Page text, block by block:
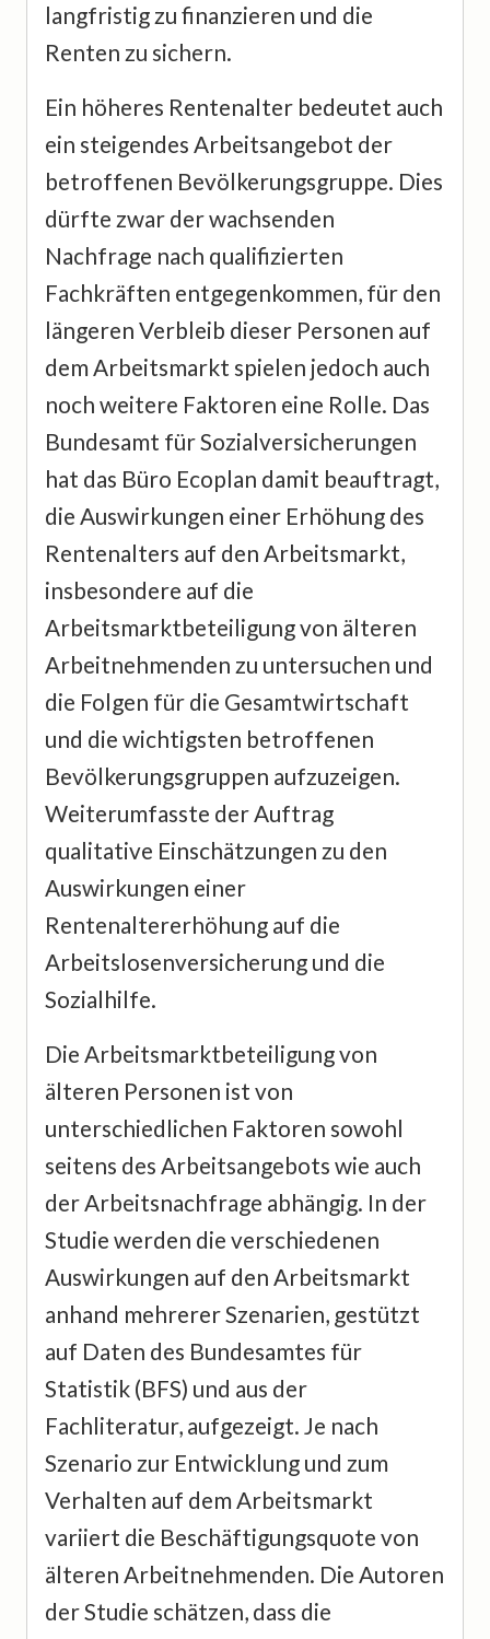
langfristig zu finanzieren und die
Renten zu sichern.
Ein höheres Rentenalter bedeutet auch
ein steigendes Arbeitsangebot der
betroffenen Bevölkerungsgruppe. Dies
dürfte zwar der wachsenden
Nachfrage nach qualifizierten
Fachkräften entgegenkommen, für den
längeren Verbleib dieser Personen auf
dem Arbeitsmarkt spielen jedoch auch
noch weitere Faktoren eine Rolle. Das
Bundesamt für Sozialversicherungen
hat das Büro Ecoplan damit beauftragt,
die Auswirkungen einer Erhöhung des
Rentenalters auf den Arbeitsmarkt,
insbesondere auf die
Arbeitsmarktbeteiligung von älteren
Arbeitnehmenden zu untersuchen und
die Folgen für die Gesamtwirtschaft
und die wichtigsten betroffenen
Bevölkerungsgruppen aufzuzeigen.
Weiterumfasste der Auftrag
qualitative Einschätzungen zu den
Auswirkungen einer
Rentenaltererhöhung auf die
Arbeitslosenversicherung und die
Sozialhilfe.
Die Arbeitsmarktbeteiligung von
älteren Personen ist von
unterschiedlichen Faktoren sowohl
seitens des Arbeitsangebots wie auch
der Arbeitsnachfrage abhängig. In der
Studie werden die verschiedenen
Auswirkungen auf den Arbeitsmarkt
anhand mehrerer Szenarien, gestützt
auf Daten des Bundesamtes für
Statistik (BFS) und aus der
Fachliteratur, aufgezeigt. Je nach
Szenario zur Entwicklung und zum
Verhalten auf dem Arbeitsmarkt
variiert die Beschäftigungsquote von
älteren Arbeitnehmenden. Die Autoren
der Studie schätzen, dass die